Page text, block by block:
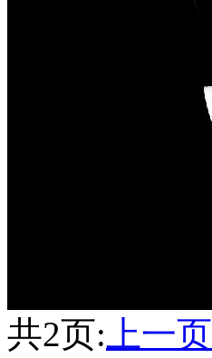
共2页: 上一页